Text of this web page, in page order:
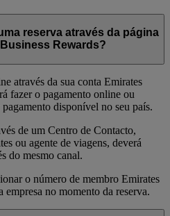
reserva através da página
Rewards?
através da sua conta Emirates
fazer o pagamento online ou
disponível no seu país.
de um Centro de Contacto,
ou agente de viagens, deverá
do mesmo canal.
o número de membro Emirates
empresa no momento da reserva.